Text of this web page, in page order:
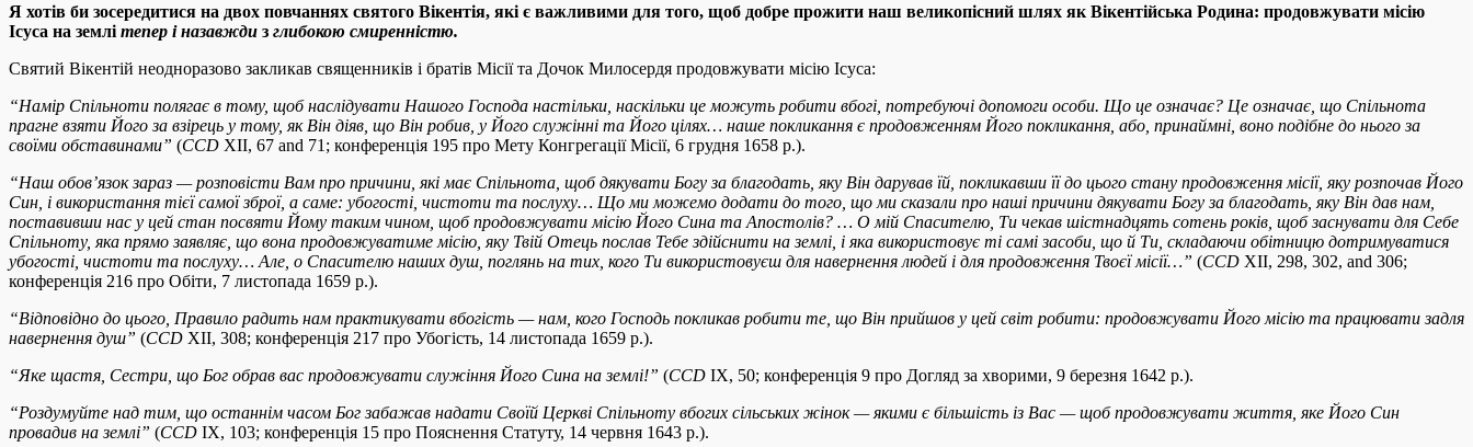
Я хотів би зосередитися на двох повчаннях святого Вікентія, які є важливими для того, щоб добре прожити наш великопісний шлях як Вікентійська Родина: продовжувати місію
Ісуса на землі тепер і назавжди з глибокою смиренністю.
Святий Вікентій неодноразово закликав священників і братів Місії та Дочок Милосердя продовжувати місію Ісуса:
“Намір Спільноти полягає в тому, щоб наслідувати Нашого Господа настільки, наскільки це можуть робити вбогі, потребуючі допомоги особи. Що це означає? Це означає, що Спільнота
прагне взяти Його за взірець у тому, як Він діяв, що Він робив, у Його служінні та Його цілях… наше покликання є продовженням Його покликання, або, принаймні, воно подібне до нього за
своїми обставинами” (CCD XII, 67 and 71; конференція 195 про Мету Конгрегації Місії, 6 грудня 1658 р.).
“Наш обов’язок зараз — розповісти Вам про причини, які має Спільнота, щоб дякувати Богу за благодать, яку Він дарував їй, покликавши її до цього стану продовження місії, яку розпочав Його
Син, і використання тієї самої зброї, а саме: убогості, чистоти та послуху… Що ми можемо додати до того, що ми сказали про наші причини дякувати Богу за благодать, яку Він дав нам,
поставивши нас у цей стан посвяти Йому таким чином, щоб продовжувати місію Його Сина та Апостолів? … О мій Спасителю, Ти чекав шістнадцять сотень років, щоб заснувати для Себе
Спільноту, яка прямо заявляє, що вона продовжуватиме місію, яку Твій Отець послав Тебе здійснити на землі, і яка використовує ті самі засоби, що й Ти, складаючи обітницю дотримуватися
убогості, чистоти та послуху… Але, о Спасителю наших душ, поглянь на тих, кого Ти використовуєш для навернення людей і для продовження Твоєї місії…” (CCD XII, 298, 302, and 306;
конференція 216 про Обіти, 7 листопада 1659 р.).
“Відповідно до цього, Правило радить нам практикувати вбогість — нам, кого Господь покликав робити те, що Він прийшов у цей світ робити: продовжувати Його місію та працювати задля
навернення душ” (CCD XII, 308; конференція 217 про Убогість, 14 листопада 1659 р.).
“Яке щастя, Сестри, що Бог обрав вас продовжувати служіння Його Сина на землі!” (CCD IX, 50; конференція 9 про Догляд за хворими, 9 березня 1642 р.).
“Роздумуйте над тим, що останнім часом Бог забажав надати Своїй Церкві Спільноту вбогих сільських жінок — якими є більшість із Вас — щоб продовжувати життя, яке Його Син
провадив на землі” (CCD IX, 103; конференція 15 про Пояснення Статуту, 14 червня 1643 р.).